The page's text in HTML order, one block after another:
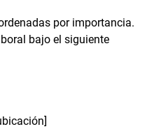
por importancia.
bajo el siguiente